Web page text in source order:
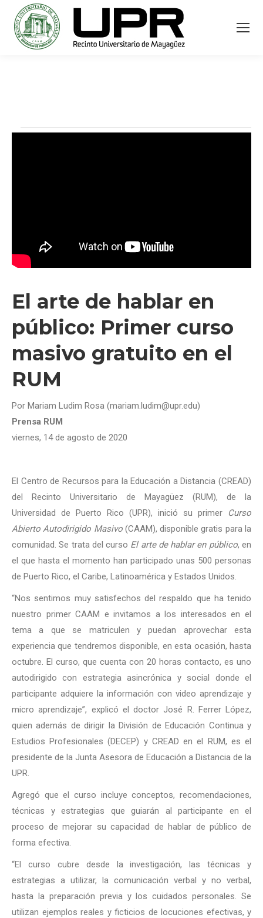
El arte de hablar en
público: Primer curso
masivo gratuito en el
RUM
Por Mariam Ludim Rosa (mariam.ludim@upr.edu)
Prensa RUM
viernes, 14 de agosto de 2020
El Centro de Recursos para la Educación a Distancia (CREAD)
del Recinto Universitario de Mayagüez (RUM), de la
Universidad de Puerto Rico (UPR), inició su primer
Curso
Abierto Autodirigido Masivo(CAAM), disponible gratis para la
comunidad. Se trata del curso El arte de hablar en público, en
el que hasta el momento han participado unas 500 personas
de Puerto Rico, el Caribe, Latinoamérica y Estados Unidos.
“Nos sentimos muy satisfechos del respaldo que ha tenido
nuestro primer CAAM e invitamos a los interesados en el
tema a que se matriculen y puedan aprovechar esta
experiencia que tendremos disponible, en esta ocasión, hasta
octubre. El curso, que cuenta con 20 horas contacto, es uno
autodirigido con estrategia asincrónica y social donde el
participante adquiere la información con video aprendizaje y
micro aprendizaje”, explicó el doctor José R. Ferrer López,
quien además de dirigir la División de Educación Continua y
Estudios Profesionales (DECEP) y CREAD en el RUM, es el
presidente de la Junta Asesora de Educación a Distancia de la
UPR.
Agregó que el curso incluye conceptos, recomendaciones,
técnicas y estrategias que guiarán al participante en el
proceso de mejorar su capacidad de hablar de público de
forma efectiva.
“El curso cubre desde la investigación, las técnicas y
estrategias a utilizar, la comunicación verbal y no verbal,
hasta la preparación previa y los cuidados personales. Se
utilizan ejemplos reales y ficticios de locuciones efectivas, y